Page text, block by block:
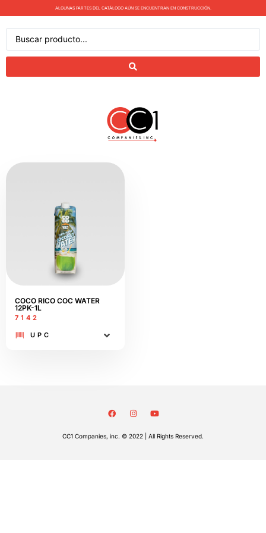
ALGUNAS PARTES DEL CATÁLOGO AÚN SE ENCUENTRAN EN CONSTRUCCIÓN.
COCO RICO COC WATER
12PK-1L
7142
UPC
CC1 Companies, inc. © 2022 | All Rights Reserved.